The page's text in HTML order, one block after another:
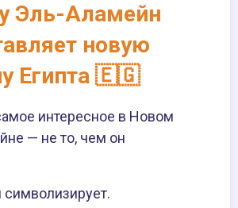
Эль-Аламейн
новую
Египта 🇪🇬
интересное в Новом
— не то, чем он
символизирует.